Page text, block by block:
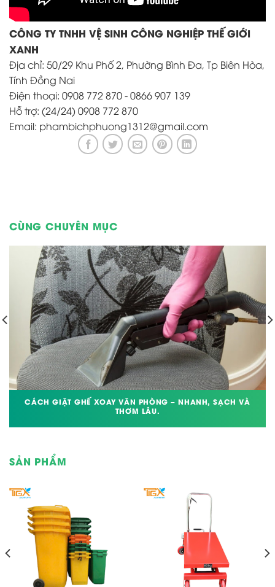
CÔNG TY TNHH VỆ SINH CÔNG NGHIỆP THẾ GIỚI
XANH
Địa chỉ: 50/29 Khu Phố 2, Phường Bình Đa, Tp Biên Hòa,
Tính Đồng Nai
Điện thoại: 0908 772 870 - 0866 907 139
Hỗ trợ: (24/24) 0908 772 870
Email: phambichphuong1312@gmail.com
CÙNG CHUYÊN MỤC
CÁCH GIẶT GHẾ XOAY VĂN PHÒNG – NHANH, SẠCH VÀ
THƠM LÂU.
SẢN PHẨM